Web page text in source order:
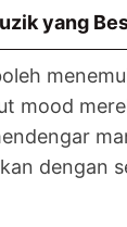
yang
mood
dengan